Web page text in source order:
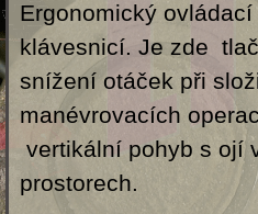
Ergonomický
klávesnicí. Je zde
snížení otáček při
manévrovacích
vertikální pohyb s ojí
prostorech.